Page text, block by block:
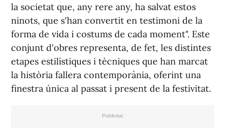
la societat que, any rere any, ha salvat estos
ninots, que s'han convertit en testimoni de la
forma de vida i costums de cada moment". Este
conjunt d'obres representa, de fet, les distintes
etapes estilístiques i tècniques que han marcat
la història fallera contemporània, oferint una
finestra única al passat i present de la festivitat.